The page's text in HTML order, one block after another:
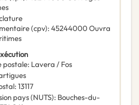
(cpv): 45244000 Ouvra
postale: Lavera / Fos
: 13117
pays (NUTS): Bouches-du-